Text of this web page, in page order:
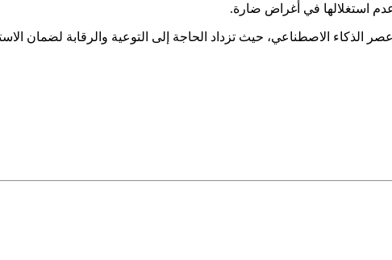
استغلالها في أغراض ضارة.
الذكاء الاصطناعي، حيث تزداد الحاجة إلى التوعية والرقابة لضمان